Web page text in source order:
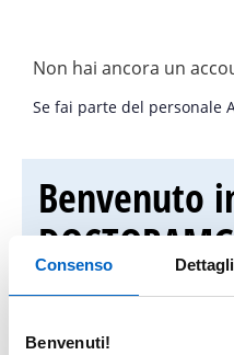
Consenso Dettagli
Benvenuti!
Non hai ancora un
Se fai parte del personale
Benvenuto